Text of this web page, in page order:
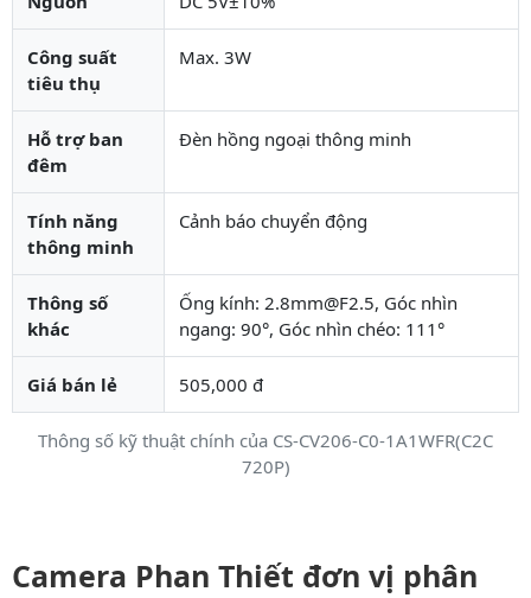
Thông số kỹ thuật chính của CS-CV206-C0-1A1WFR(C2C
720P)
Công suất
tiêu thụ
Max. 3W
Hỗ trợ ban
đêm
Đèn hồng ngoại thông minh
Tính năng
thông minh
Cảnh báo chuyển động
Thông số
khác
Ống kính: 2.8mm@F2.5, Góc nhìn
ngang: 90°, Góc nhìn chéo: 111°
Giá bán lẻ 505,000 đ
Camera Phan Thiết đơn vị phân